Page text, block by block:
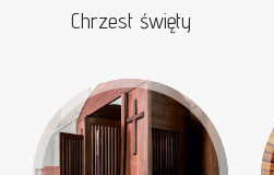
Chrzest święty